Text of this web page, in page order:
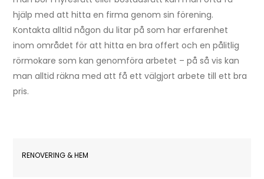
hjälp med att hitta en firma genom sin förening.
Kontakta alltid någon du litar på som har erfarenhet
inom området för att hitta en bra offert och en pålitlig
rörmokare som kan genomföra arbetet – på så vis kan
man alltid räkna med att få ett välgjort arbete till ett bra
pris.
RENOVERING & HEM